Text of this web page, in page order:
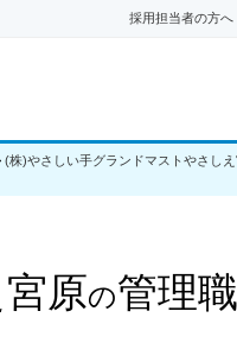
採用担当者の方へ
(株)やさしい手グランドマストやさし
原の管理